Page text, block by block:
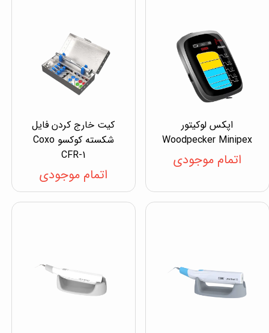
اپکس لوکیتور
Woodpecker Minipex
اتمام موجودی
کیت خارج کردن فایل
شکسته کوکسو Coxo
CFR-1
اتمام موجودی